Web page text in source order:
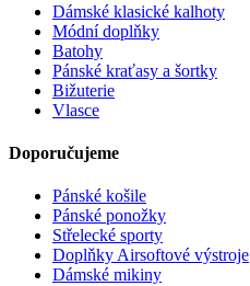
Dámské klasické kalhoty
Módní doplňky
Batohy
Pánské kraťasy a šortky
Bižuterie
Vlasce
Doporučujeme
Pánské košile
Pánské ponožky
Střelecké sporty
Doplňky Airsoftové výstroje
Dámské mikiny